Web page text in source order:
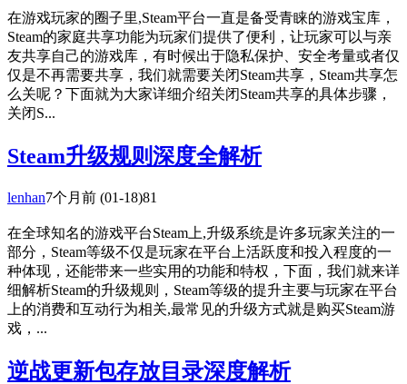
在游戏玩家的圈子里,Steam平台一直是备受青睐的游戏宝库，
Steam的家庭共享功能为玩家们提供了便利，让玩家可以与亲
友共享自己的游戏库，有时候出于隐私保护、安全考量或者仅
仅是不再需要共享，我们就需要关闭Steam共享，Steam共享怎
么关呢？下面就为大家详细介绍关闭Steam共享的具体步骤，
关闭S...
Steam升级规则深度全解析
lenhan7个月前 (01-18)81
在全球知名的游戏平台Steam上,升级系统是许多玩家关注的一
部分，Steam等级不仅是玩家在平台上活跃度和投入程度的一
种体现，还能带来一些实用的功能和特权，下面，我们就来详
细解析Steam的升级规则，Steam等级的提升主要与玩家在平台
上的消费和互动行为相关,最常见的升级方式就是购买Steam游
戏，...
逆战更新包存放目录深度解析